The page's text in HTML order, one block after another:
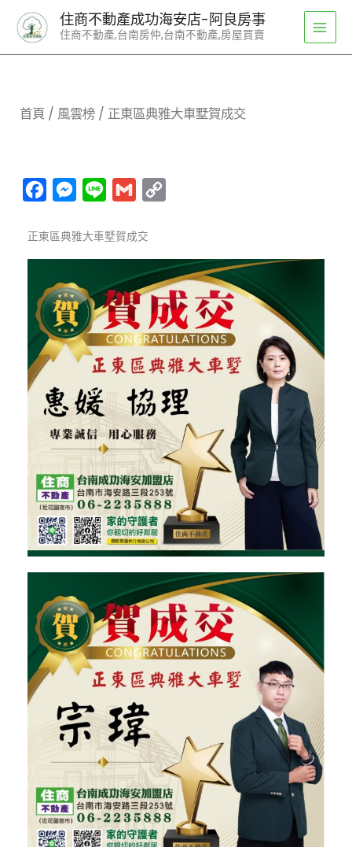
住商不動產成功海安店-阿良房事
住商不動產,台南房仲,台南不動產,房屋買賣
首頁 / 風雲榜 / 正東區典雅大車墅賀成交
FacebookMessenger
Line Gmail
正東區典雅大車墅賀成交